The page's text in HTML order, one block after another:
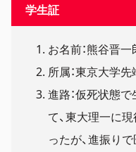
学生証
お名前：熊谷晋
所属：東京大学
進路：仮死状態
て、東大理一に
ったが、進振り